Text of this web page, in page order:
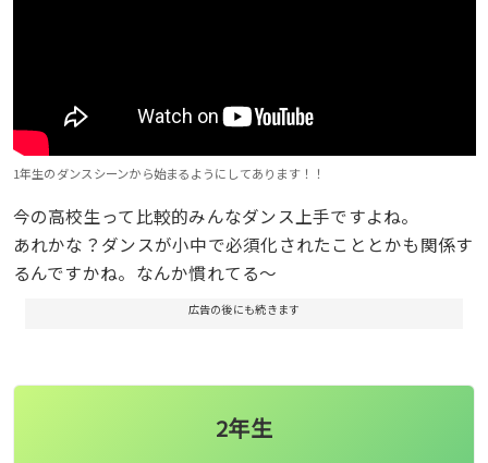
1年生のダンスシーンから始まるようにしてあります！！
今の高校生って比較的みんなダンス上手ですよね。
あれかな？ダンスが小中で必須化されたこととかも関係す
るんですかね。なんか慣れてる〜
広告の後にも続きます
2年生